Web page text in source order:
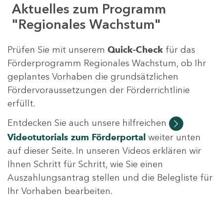
Aktuelles zum Programm
"Regionales Wachstum"
Prüfen Sie mit unserem Quick-Check für das
Förderprogramm Regionales Wachstum, ob Ihr
geplantes Vorhaben die grundsätzlichen
Fördervoraussetzungen der Förderrichtlinie
erfüllt.
Entdecken Sie auch unsere hilfreichen
Videotutorials zum Förderportal weiter unten
auf dieser Seite. In unseren Videos erklären wir
Ihnen Schritt für Schritt, wie Sie einen
Auszahlungsantrag stellen und die Belegliste für
Ihr Vorhaben bearbeiten.